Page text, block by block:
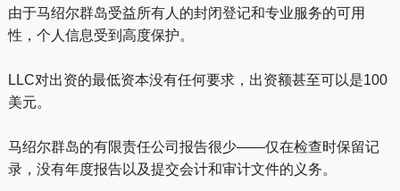
由于马绍尔群岛受益所有人的封闭登记和专业服务的可用
性，个人信息受到高度保护。
LLC对出资的最低资本没有任何要求，出资额甚至可以是100
美元。
马绍尔群岛的有限责任公司报告很少——仅在检查时保留记
录，没有年度报告以及提交会计和审计文件的义务。